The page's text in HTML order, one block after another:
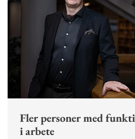
Fler personer med
i arbete